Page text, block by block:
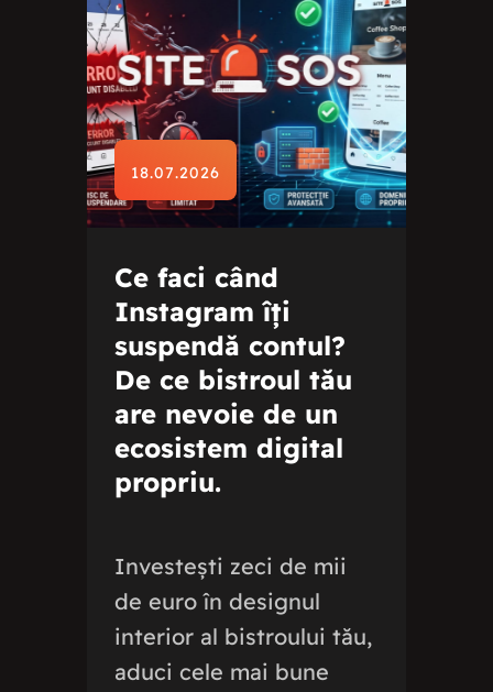
18.07.2026
Ce faci când
Instagram îți
suspendă contul?
De ce bistroul tău
are nevoie de un
ecosistem digital
propriu.
Investești zeci de mii
de euro în designul
interior al bistroului tău,
aduci cele mai bune